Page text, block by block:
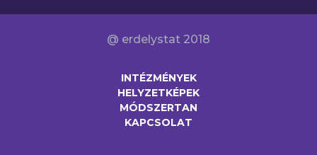
@ erdelystat 2018
INTÉZMÉNYEK
HELYZETKÉPEK
MÓDSZERTAN
KAPCSOLAT